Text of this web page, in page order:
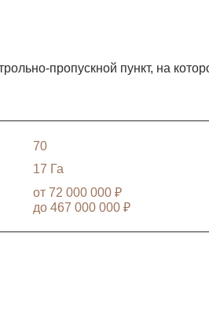
пропускной пункт, на
70
17 Га
от 72 000 000 ₽
до 467 000 000 ₽